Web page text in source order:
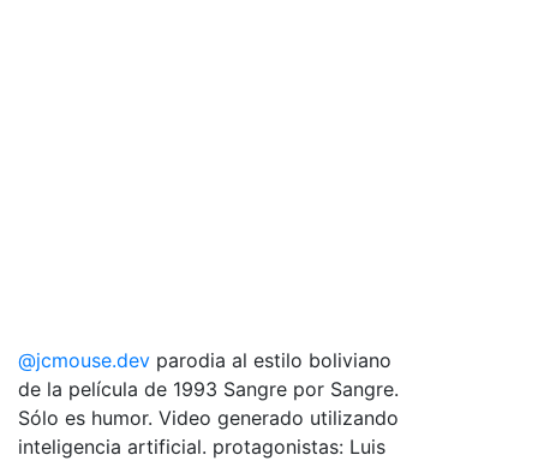
@jcmouse.dev parodia al estilo boliviano
de la película de 1993 Sangre por Sangre.
Sólo es humor. Video generado utilizando
inteligencia artificial. protagonistas: Luis